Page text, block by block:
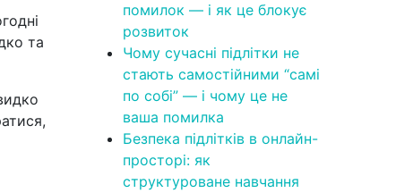
та
помилок — і як це блокує
розвиток
Чому сучасні підлітки не
стають самостійними “самі
по собі” — і чому це не
ваша помилка
Безпека підлітків в онлайн-
просторі: як
структуроване навчання